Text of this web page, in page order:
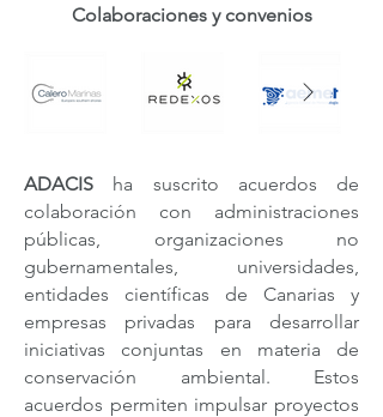
Colaboraciones y convenios
ADACIS ha suscrito acuerdos de
colaboración con administraciones
públicas, organizaciones no
gubernamentales, universidades,
entidades científicas de Canarias y
empresas privadas para desarrollar
iniciativas conjuntas en materia de
conservación ambiental. Estos
acuerdos permiten impulsar proyectos